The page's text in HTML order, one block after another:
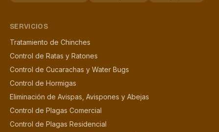
SERVICIOS
Tratamiento de Chinches
Control de Ratas y Ratones
Control de Cucarachas y Water Bugs
Control de Hormigas
Eliminación de Avispas, Avispones y Abejas
Control de Plagas Comercial
Control de Plagas Residencial